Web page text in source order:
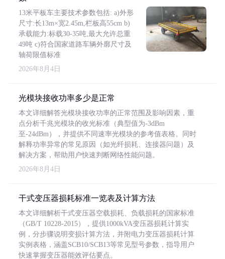
13米平板车主要技术参数包括: a)外形
尺寸:长13m×宽2.45m,栏板高55cm b)
承载能力:标载30-35吨,最大允许总重
49吨 c)符合国家道路车辆外廓尺寸及
轴荷限值标准
2026年8月4日
光模块接收功率多少是正常
本文详细解答光模块接收功率的正常范围及影响因素，重
点分析千兆光模块的收光标准（典型值为-3dBm
至-24dBm），并提供不同速率光模块的参考值表格。同时
解释功率异常的常见原因（如光纤损耗、连接器问题）及
解决方案，帮助用户快速判断网络性能问题。
2026年8月4日
干式变压器损耗标准一览表及计算方法
本文详细解析干式变压器空载损耗、负载损耗的国家标准
（GB/T 10228-2015），提供1000kVA变压器损耗计算实
例，分步骤说明变损计算方法，并附电力变压器损耗计算
实例表格，涵盖SCB10/SCB13等常见型号参数，指导用户
快速掌握变压器能效评估要点。